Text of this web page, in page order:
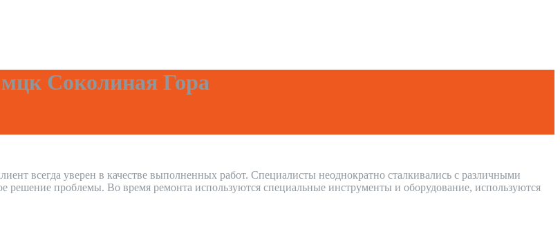
Соколиная Гора
всегда уверен в качестве выполненных работ. Специалисты неоднократно сталкивались с различными
проблемы. Во время ремонта используются специальные инструменты и оборудование, используются